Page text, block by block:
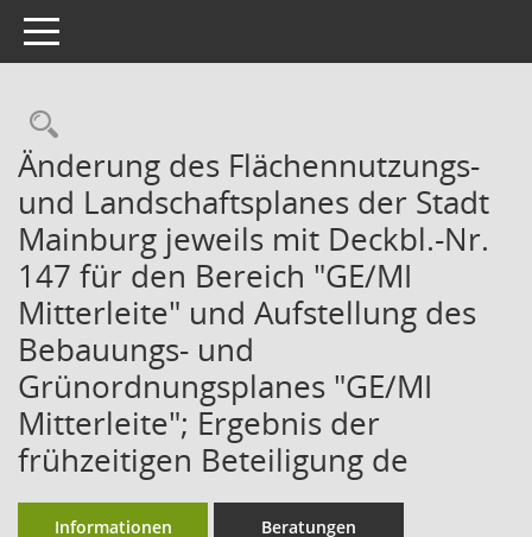
Toggle navigation
Rechercheauswahl
Änderung des Flächennutzungs-
und Landschaftsplanes der Stadt
Mainburg jeweils mit Deckbl.-Nr.
147 für den Bereich "GE/MI
Mitterleite" und Aufstellung des
Bebauungs- und
Grünordnungsplanes "GE/MI
Mitterleite"; Ergebnis der
frühzeitigen Beteiligung de
Informationen Beratungen